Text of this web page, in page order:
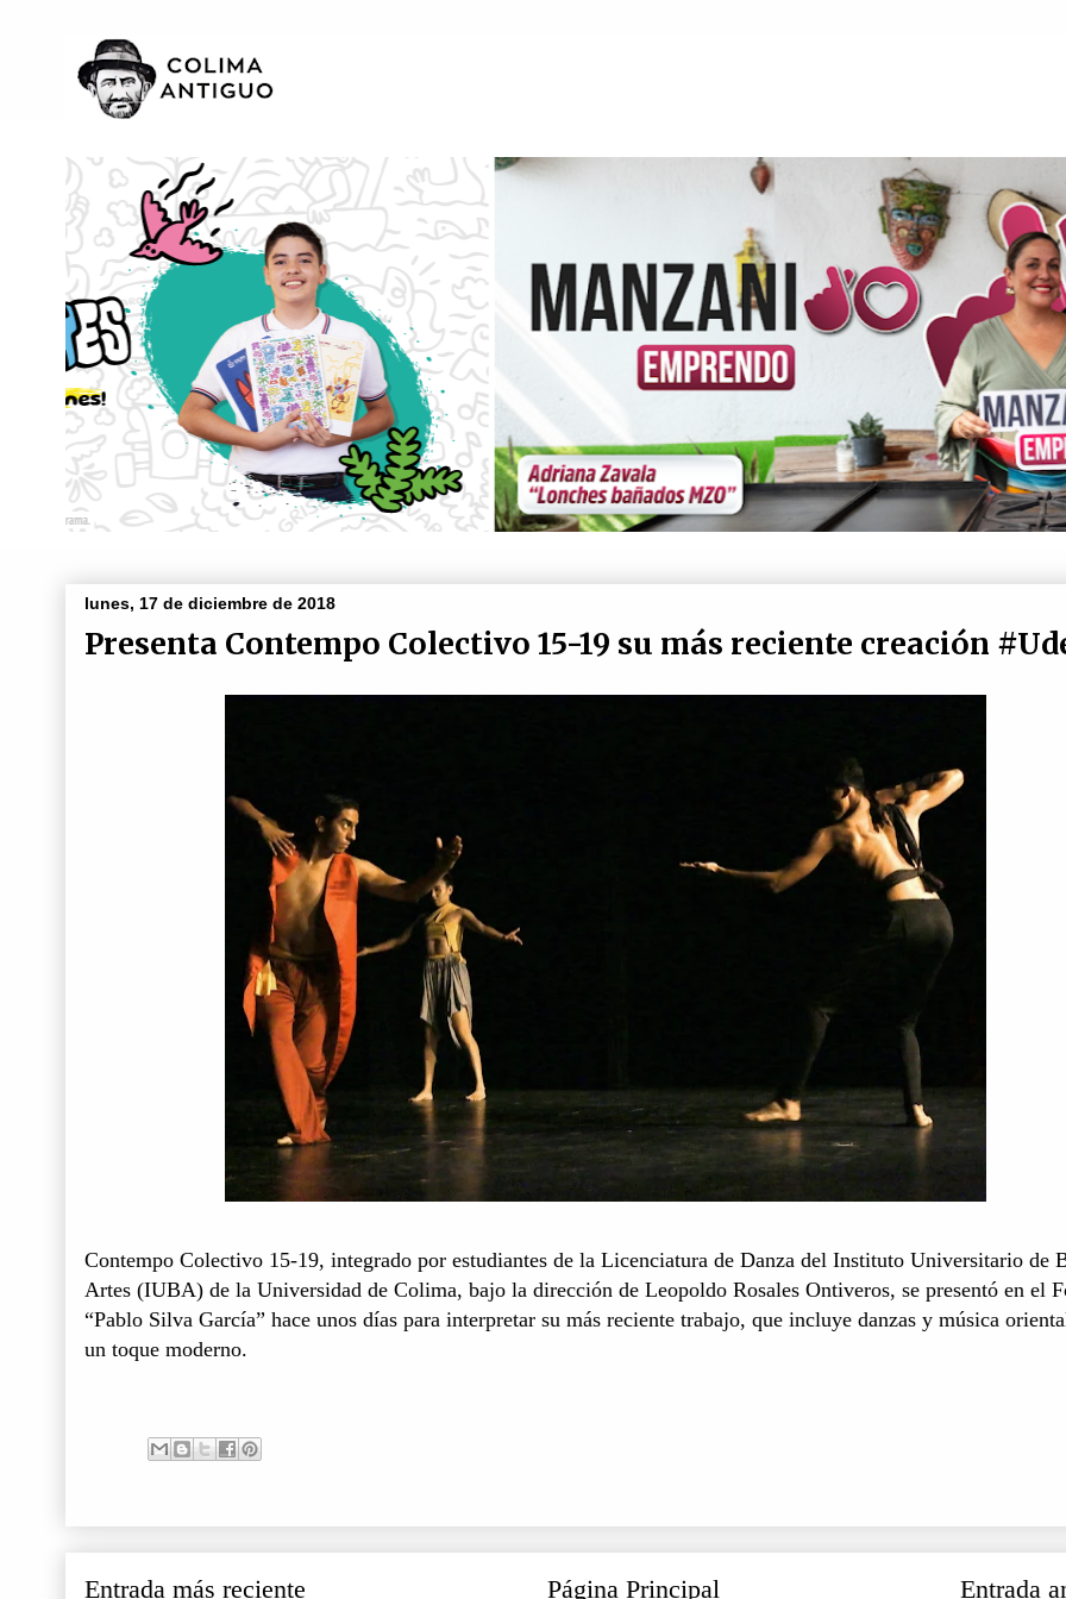
lunes, 17 de diciembre de 2018
Presenta Contempo Colectivo 15-19 su más reciente creación
Contempo Colectivo 15-19, integrado por estudiantes de la Licenciatura de Danza del Instituto Universitario de
Artes (IUBA) de la Universidad de Colima, bajo la dirección de Leopoldo Rosales Ontiveros, se presentó en el
“Pablo Silva García” hace unos días para interpretar su más reciente trabajo, que incluye danzas y música
un toque moderno.
Entrada más reciente Entrada
Página Principal